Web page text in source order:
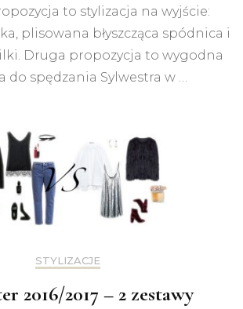
nim?
stylizacyjne
inspiracje
to stylizacja na wyjście:
plisowana błyszcząca spódnica i
Druga propozycja to wygodna
do spędzania Sylwestra w …
STYLIZACJE
2016/2017 – 2 zestawy